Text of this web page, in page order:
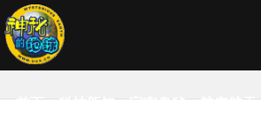
首页 科技新知 宇宙奥秘 航空航天